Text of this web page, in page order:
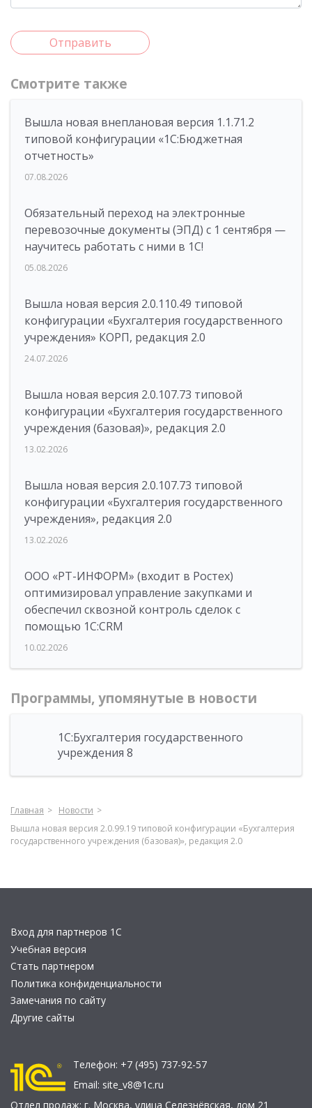
Отправить
Смотрите также
Вышла новая внеплановая версия 1.1.71.2
типовой конфигурации «1C:Бюджетная
отчетность»
07.08.2026
Обязательный переход на электронные
перевозочные документы (ЭПД) с 1 сентября —
научитесь работать с ними в 1С!
05.08.2026
Вышла новая версия 2.0.110.49 типовой
конфигурации «Бухгалтерия государственного
учреждения» КОРП, редакция 2.0
24.07.2026
Вышла новая версия 2.0.107.73 типовой
конфигурации «Бухгалтерия государственного
учреждения (базовая)», редакция 2.0
13.02.2026
Вышла новая версия 2.0.107.73 типовой
конфигурации «Бухгалтерия государственного
учреждения», редакция 2.0
13.02.2026
ООО «РТ-ИНФОРМ» (входит в Ростех)
оптимизировал управление закупками и
обеспечил сквозной контроль сделок с
помощью 1С:CRM
10.02.2026
Программы, упомянутые в новости
1С:Бухгалтерия государственного
учреждения 8
Главная
Новости
Вышла новая версия 2.0.99.19 типовой конфигурации «Бухгалтерия
государственного учреждения (базовая)», редакция 2.0
Вход для партнеров 1С
Учебная версия
Стать партнером
Политика конфиденциальности
Замечания по сайту
Другие сайты
Телефон: +7 (495) 737-92-57
Email: site_v8@1c.ru
Отдел продаж: г. Москва, улица Селезнёвская, дом 21